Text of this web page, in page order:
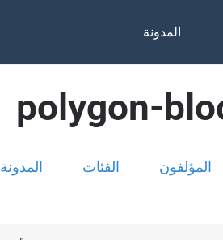
المدونة
polygon-
المدونة الفئات المؤلفون